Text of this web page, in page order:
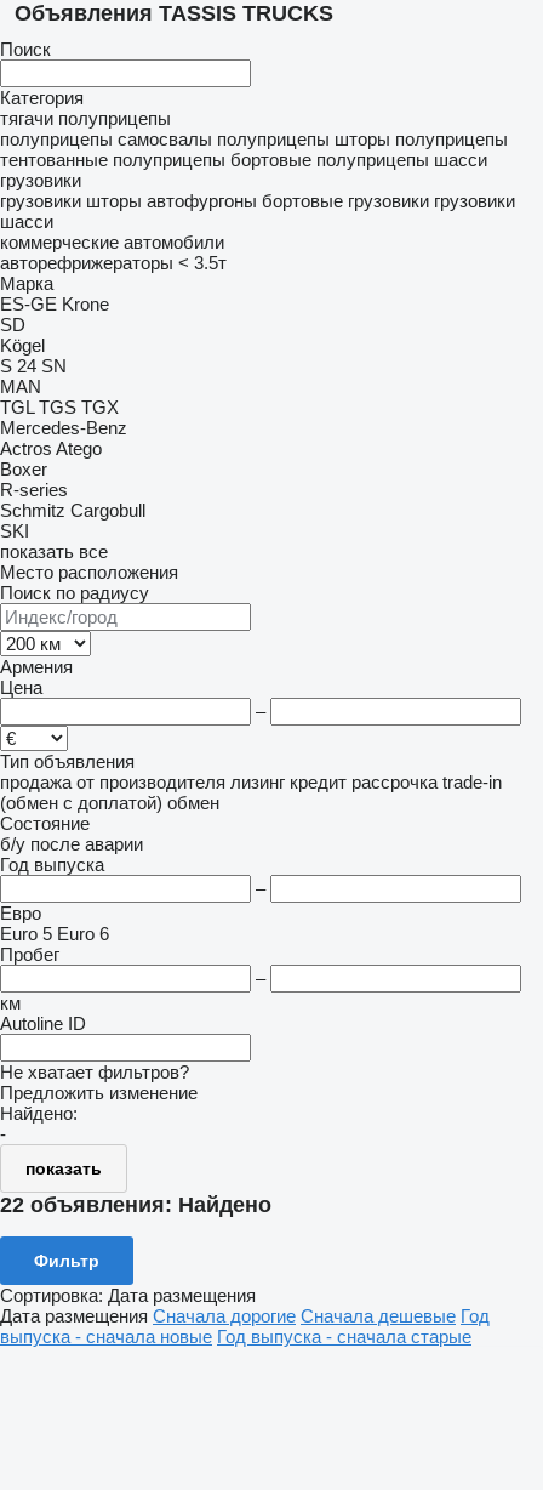
Объявления TASSIS TRUCKS
Поиск
Категория
тягачи полуприцепы
полуприцепы самосвалы полуприцепы шторы полуприцепы
тентованные полуприцепы бортовые полуприцепы шасси
грузовики
грузовики шторы автофургоны бортовые грузовики грузовики
шасси
коммерческие автомобили
авторефрижераторы < 3.5т
Марка
ES-GE Krone
SD
Kögel
S 24 SN
MAN
TGL TGS TGX
Mercedes-Benz
Actros Atego
Boxer
R-series
Schmitz Cargobull
SKI
показать все
Место расположения
Поиск по радиусу
Армения
Цена
–
Тип объявления
продажа от производителя лизинг кредит рассрочка trade-in
(обмен с доплатой) обмен
Состояние
б/у после аварии
Год выпуска
–
Евро
Euro 5 Euro 6
Пробег
–
км
Autoline ID
Не хватает фильтров?
Предложить изменение
Найдено:
-
показать
22 объявления: Найдено
Фильтр
Сортировка: Дата размещения
Дата размещения Сначала дорогие Сначала дешевые Год
выпуска - сначала новые Год выпуска - сначала старые